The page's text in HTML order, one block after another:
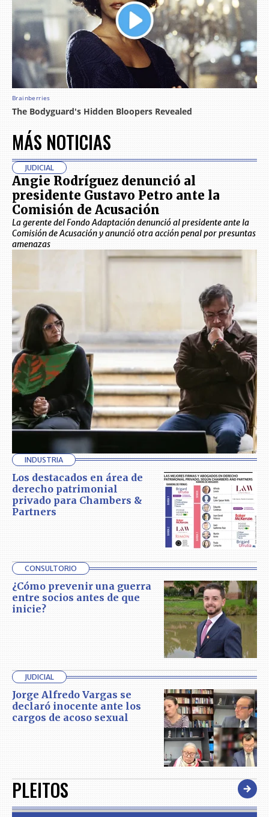
MÁS NOTICIAS
JUDICIAL
Angie Rodríguez denunció al
presidente Gustavo Petro ante la
Comisión de Acusación
La gerente del Fondo Adaptación denunció al presidente ante la
Comisión de Acusación y anunció otra acción penal por presuntas
amenazas
INDUSTRIA
Los destacados en área de
derecho patrimonial
privado para Chambers &
Partners
CONSULTORIO
¿Cómo prevenir una guerra
entre socios antes de que
inicie?
JUDICIAL
Jorge Alfredo Vargas se
declaró inocente ante los
cargos de acoso sexual
PLEITOS